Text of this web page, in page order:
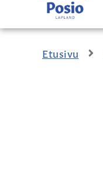
Etusivu